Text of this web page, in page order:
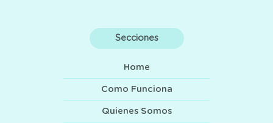
Secciones
Home
Como Funciona
Quienes Somos